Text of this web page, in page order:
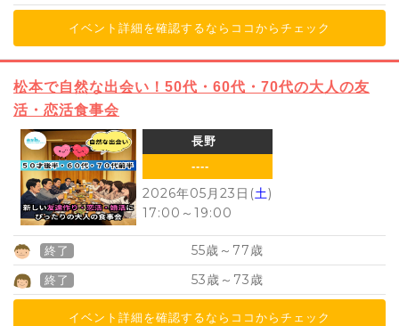
イベント詳細を確認するならココからチェック
松本で自然な出会い！50代・60代・70代の大人の友
活・恋活食事会
長野
----
2026年05月23日(土)
17:00 ～ 19:00
終了 55歳～ 77歳
終了 53歳～ 73歳
イベント詳細を確認するならココからチェック